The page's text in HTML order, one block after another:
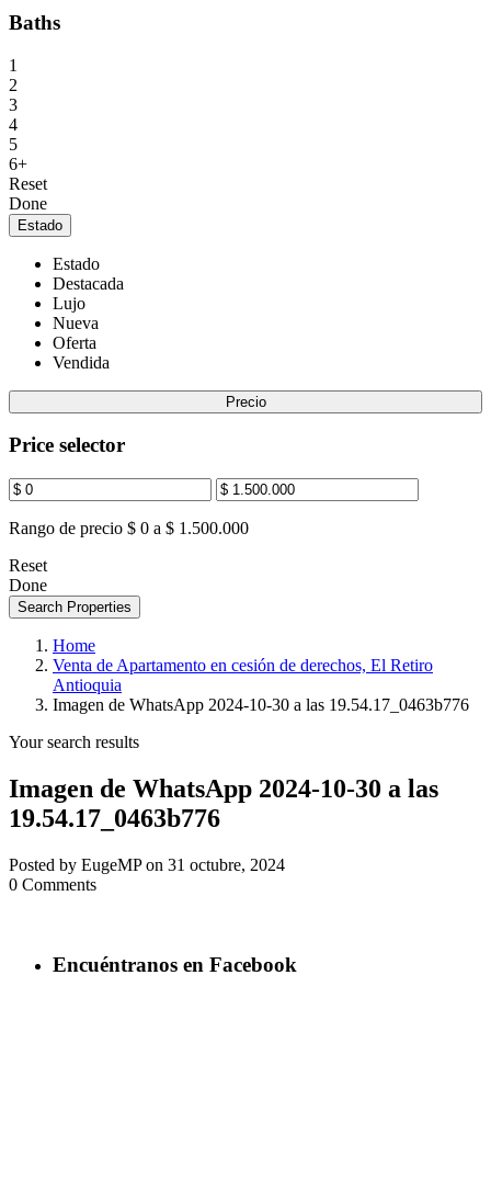
Baths
1
2
3
4
5
6+
Reset
Done
Estado
Estado
Destacada
Lujo
Nueva
Oferta
Vendida
Precio
Price selector
Rango de precio $ 0 a $ 1.500.000
Reset
Done
Search Properties
Home
Venta de Apartamento en cesión de derechos, El Retiro
Antioquia
Imagen de WhatsApp 2024-10-30 a las 19.54.17_0463b776
Your search results
Imagen de WhatsApp 2024-10-30 a las
19.54.17_0463b776
Posted by EugeMP on 31 octubre, 2024
0 Comments
Encuéntranos en Facebook